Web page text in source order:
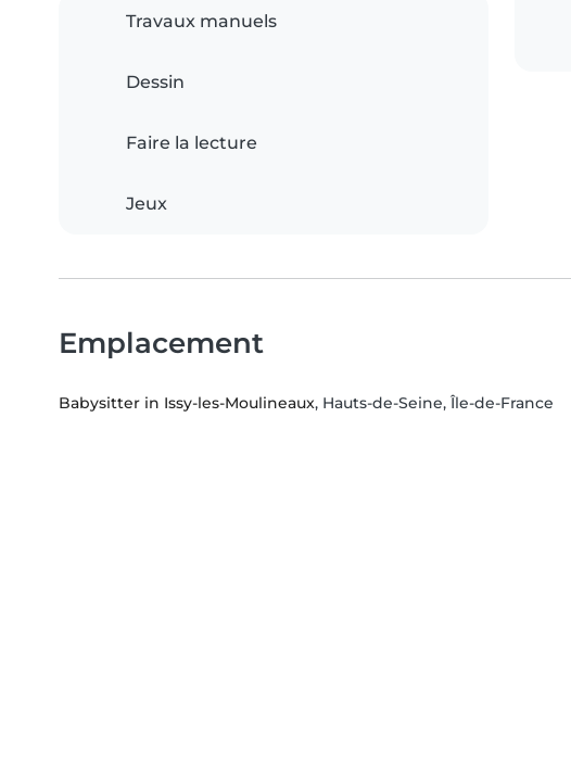
Travaux manuels
Dessin
Faire la lecture
Jeux
Emplacement
Babysitter in Issy-les-Moulineaux, Hauts-de-Seine, Île-de-France